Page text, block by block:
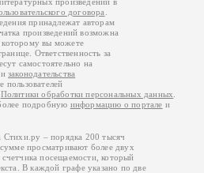
произведений в
договора
принадлежат авторам
произведений возможна
которому вы можете
Ответственность за
самостоятельно на
изаконодательства
пользователей
Политики обработки персональных данных
подробную информацию о портале и
Стихи.ру – порядка 200 тысяч
просматривают более двух
посещаемости, который
В каждой графе указано по две